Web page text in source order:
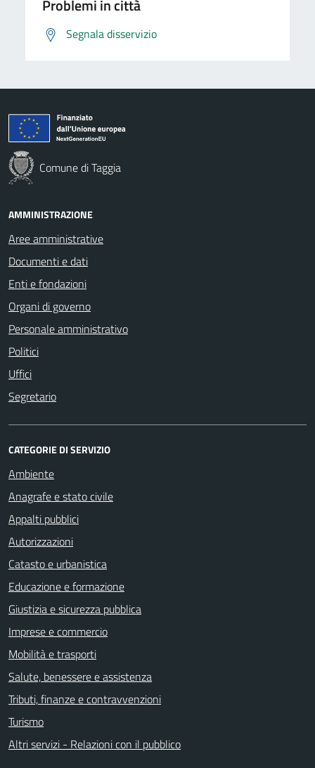
Problemi in città
Segnala disservizio
Comune di Taggia
AMMINISTRAZIONE
Aree amministrative
Documenti e dati
Enti e fondazioni
Organi di governo
Personale amministrativo
Politici
Uffici
Segretario
CATEGORIE DI SERVIZIO
Ambiente
Anagrafe e stato civile
Appalti pubblici
Autorizzazioni
Catasto e urbanistica
Educazione e formazione
Giustizia e sicurezza pubblica
Imprese e commercio
Mobilità e trasporti
Salute, benessere e assistenza
Tributi, finanze e contravvenzioni
Turismo
Altri servizi - Relazioni con il pubblico